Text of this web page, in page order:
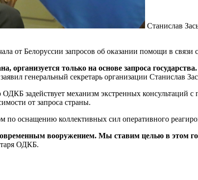
Станислав
от Белоруссии запросов об оказании помощи в связи
только на основе запроса
генеральный секретарь организации Станислав
задействует механизм экстренных консультаций с
от запроса страны.
по оснащению коллективных сил оперативного
вооружением. Мы ставим целью в этом
ОДКБ.